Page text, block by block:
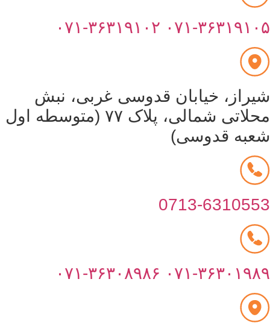
۳۶۳۱۹۱۰۵ ۰۷۱-۳۶۳۱۹۱۰۲
خیابان قدوسی غربی، نبش
محلاتی شمالی، پلاک ۷۷ (متوسطه اول
قدوسی)
0713-
۳۶۳۰۱۹۸۹ ۰۷۱-۳۶۳۰۸۹۸۶